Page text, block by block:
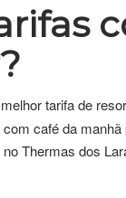
tarifa de
café da
Thermas dos